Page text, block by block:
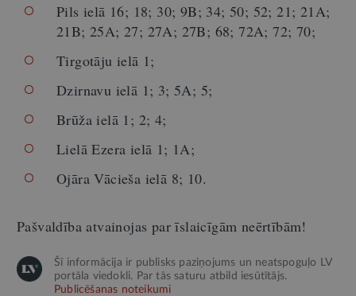
Pils ielā 16; 18; 30; 9B; 34; 50; 52; 21; 21A;
21B; 25A; 27; 27A; 27B; 68; 72A; 72; 70;
Tirgotāju ielā 1;
Dzirnavu ielā 1; 3; 5A; 5;
Brūža ielā 1; 2; 4;
Lielā Ezera ielā 1; 1A;
Ojāra Vācieša ielā 8; 10.
Pašvaldība atvainojas par īslaicīgām neērtībām!
Šī informācija ir publisks paziņojums un neatspoguļo LV
portāla viedokli. Par tās saturu atbild iesūtītājs.
Publicēšanas noteikumi